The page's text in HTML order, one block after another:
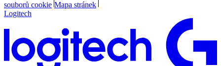
souborů cookie Mapa stránek
Logitech